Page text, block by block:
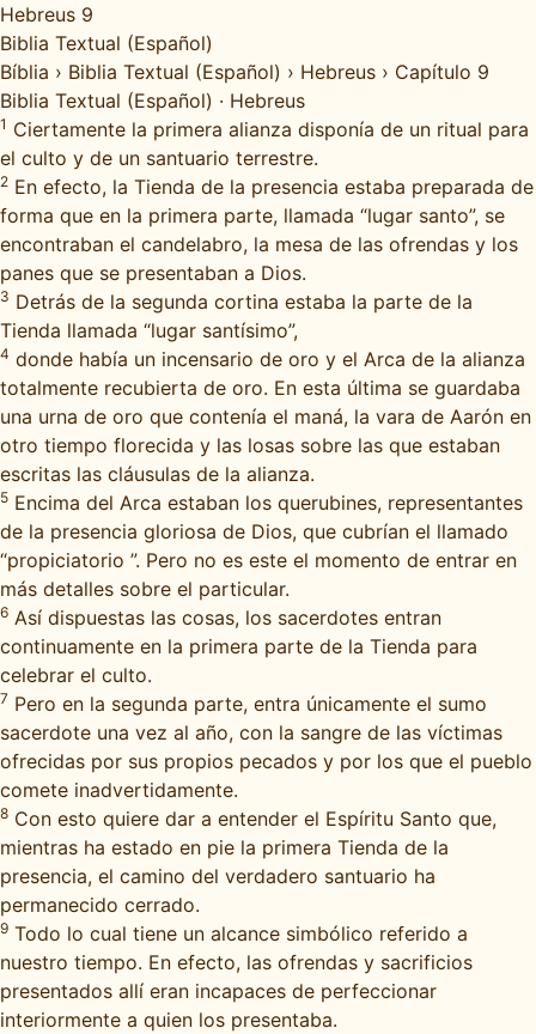
Hebreus 9
Biblia Textual (Español)
Bíblia › Biblia Textual (Español) › Hebreus › Capítulo 9
Biblia Textual (Español) · Hebreus
1 Ciertamente la primera alianza disponía de un ritual para
el culto y de un santuario terrestre.
2 En efecto, la Tienda de la presencia estaba preparada de
forma que en la primera parte, llamada “lugar santo”, se
encontraban el candelabro, la mesa de las ofrendas y los
panes que se presentaban a Dios.
3 Detrás de la segunda cortina estaba la parte de la
Tienda llamada “lugar santísimo”,
4 donde había un incensario de oro y el Arca de la alianza
totalmente recubierta de oro. En esta última se guardaba
una urna de oro que contenía el maná, la vara de Aarón en
otro tiempo florecida y las losas sobre las que estaban
escritas las cláusulas de la alianza.
5 Encima del Arca estaban los querubines, representantes
de la presencia gloriosa de Dios, que cubrían el llamado
“propiciatorio ”. Pero no es este el momento de entrar en
más detalles sobre el particular.
6 Así dispuestas las cosas, los sacerdotes entran
continuamente en la primera parte de la Tienda para
celebrar el culto.
7 Pero en la segunda parte, entra únicamente el sumo
sacerdote una vez al año, con la sangre de las víctimas
ofrecidas por sus propios pecados y por los que el pueblo
comete inadvertidamente.
8 Con esto quiere dar a entender el Espíritu Santo que,
mientras ha estado en pie la primera Tienda de la
presencia, el camino del verdadero santuario ha
permanecido cerrado.
9 Todo lo cual tiene un alcance simbólico referido a
nuestro tiempo. En efecto, las ofrendas y sacrificios
presentados allí eran incapaces de perfeccionar
interiormente a quien los presentaba.